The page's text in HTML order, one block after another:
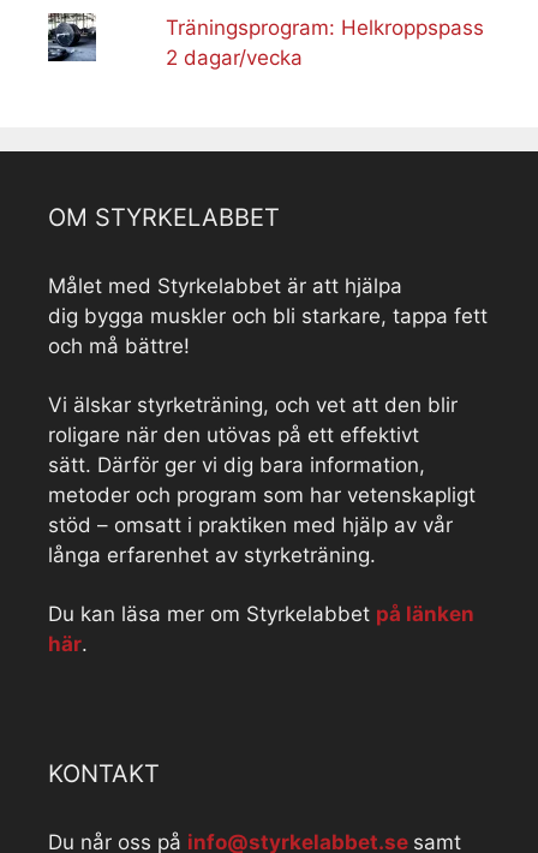
Träningsprogram: Helkroppspass
2 dagar/vecka
OM STYRKELABBET
Målet med Styrkelabbet är att hjälpa
dig bygga muskler och bli starkare, tappa fett
och må bättre!
Vi älskar styrketräning, och vet att den blir
roligare när den utövas på ett effektivt
sätt. Därför ger vi dig bara information,
metoder och program som har vetenskapligt
stöd – omsatt i praktiken med hjälp av vår
långa erfarenhet av styrketräning.
Du kan läsa mer om Styrkelabbet på länken
här.
KONTAKT
Du når oss på info@styrkelabbet.se samt